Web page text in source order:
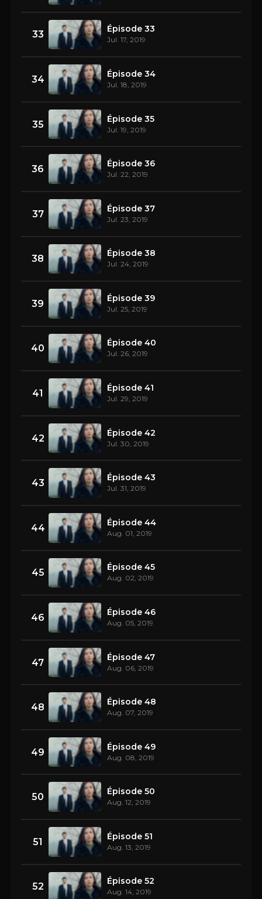
33 Épisode 33
Jul. 17, 2019
34 Épisode 34
Jul. 18, 2019
35 Épisode 35
Jul. 19, 2019
36 Épisode 36
Jul. 22, 2019
37 Épisode 37
Jul. 23, 2019
38 Épisode 38
Jul. 24, 2019
39 Épisode 39
Jul. 25, 2019
40 Épisode 40
Jul. 26, 2019
41 Épisode 41
Jul. 29, 2019
42 Épisode 42
Jul. 30, 2019
43 Épisode 43
Jul. 31, 2019
44 Épisode 44
Aug. 01, 2019
45 Épisode 45
Aug. 02, 2019
46 Épisode 46
Aug. 05, 2019
47 Épisode 47
Aug. 06, 2019
48 Épisode 48
Aug. 07, 2019
49 Épisode 49
Aug. 08, 2019
50 Épisode 50
Aug. 12, 2019
51 Épisode 51
Aug. 13, 2019
52 Épisode 52
Aug. 14, 2019